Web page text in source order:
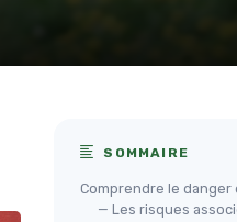
SOMMAIRE
Comprendre le
— Les risques